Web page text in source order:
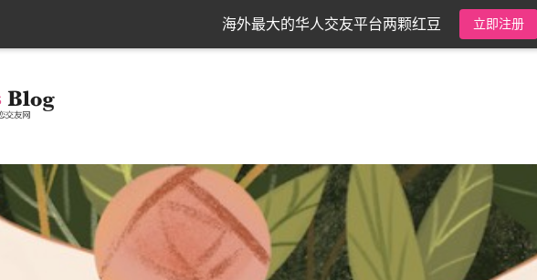
海外最大的华人交友平台两颗红豆 立即注册